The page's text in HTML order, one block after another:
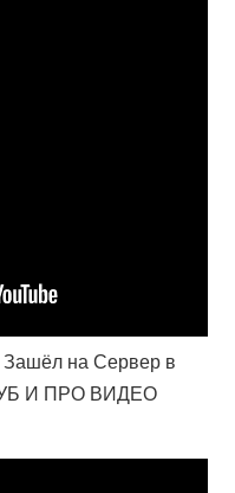
на Сервер в
И ПРО ВИДЕО